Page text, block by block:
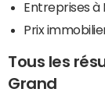
Entreprises
Prix
Tous les
Grand